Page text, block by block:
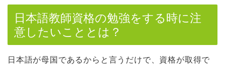
日本語教師資格の勉強をする時に注
意したいこととは？
日本語が母国であるからと言うだけで、資格が取得で